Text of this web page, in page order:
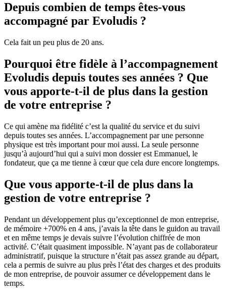
Depuis combien de temps êtes-vous
accompagné par Evoludis ?
Cela fait un peu plus de 20 ans.
Pourquoi être fidèle à l’accompagnement
Evoludis depuis toutes ses années ? Que
vous apporte-t-il de plus dans la gestion
de votre entreprise ?
Ce qui amène ma fidélité c’est la qualité du service et du suivi
depuis toutes ses années. L’accompagnement par une personne
physique est très important pour moi aussi. La seule personne
jusqu’à aujourd’hui qui a suivi mon dossier est Emmanuel, le
fondateur, que ça me tienne à cœur que cela dure encore longtemps.
Que vous apporte-t-il de plus dans la
gestion de votre entreprise ?
Pendant un développement plus qu’exceptionnel de mon entreprise,
de mémoire +700% en 4 ans, j’avais la tête dans le guidon au travail
et en même temps je devais suivre l’évolution chiffrée de mon
activité. C’était quasiment impossible. N’ayant pas de collaborateur
administratif, puisque la structure n’était pas assez grande au départ,
cela a permis de suivre au plus près l’état des charges et des produits
de mon entreprise, de pouvoir assumer ce développement dans le
temps.